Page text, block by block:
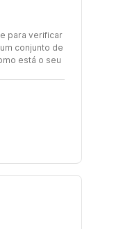
para verificar
conjunto de
está o seu